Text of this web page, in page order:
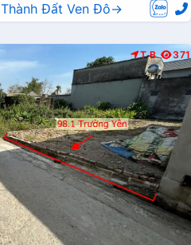
Thành Đất Ven Đô→
T.B 371